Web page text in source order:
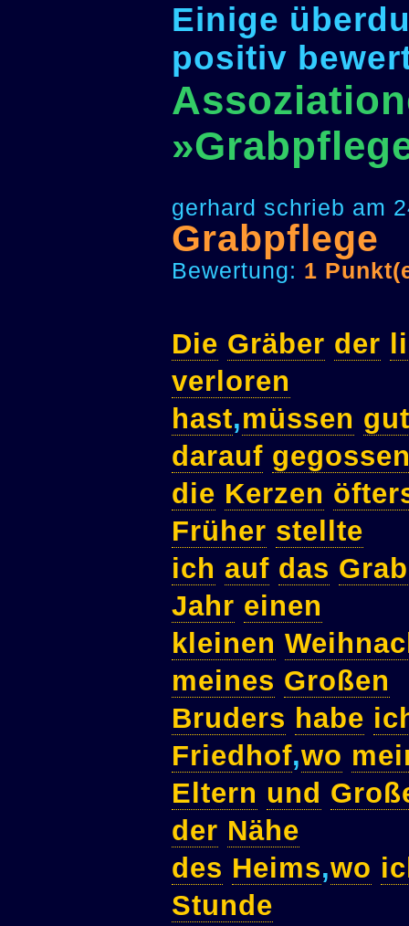
Einige
positiv
gerhard schrieb am
Grabpflege
Bewertung: 1
Die Gräber der
verloren
hast,müssen gut
darauf
die Kerzen
Früher stellte
ich auf das Grab
Jahr einen
kleinen
meines Großen
Bruders habe
Friedhof,wo
Eltern und
der Nähe
des Heims,wo
Stunde